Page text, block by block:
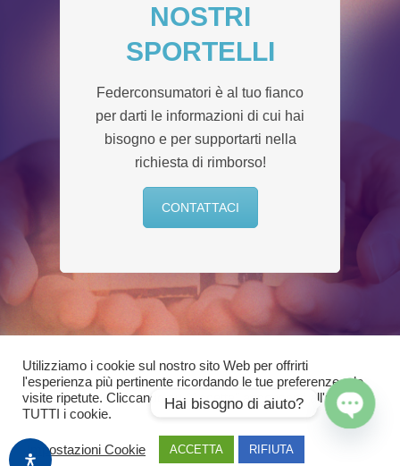
NOSTRI
SPORTELLI
Federconsumatori è al tuo fianco
per darti le informazioni di cui hai
bisogno e per supportarti nella
richiesta di rimborso!
CONTATTACI
Utilizziamo i cookie sul nostro sito Web per offrirti
l'esperienza più pertinente ricordando le tue preferenze e le
visite ripetute. Cliccando su "Accetta" acconsenti all'uso di
TUTTI i cookie.
Impostazioni Cookie ACCETTA RIFIUTA
Hai bisogno di aiuto?